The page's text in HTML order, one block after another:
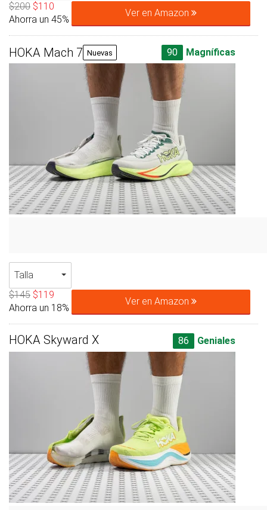
$200 $110
Ahorra un 45%
Ver en Amazon
HOKA Mach 7 Nuevas 90 Magníficas
Talla
$145 $119
Ahorra un 18%
Ver en Amazon
HOKA Skyward X 86 Geniales